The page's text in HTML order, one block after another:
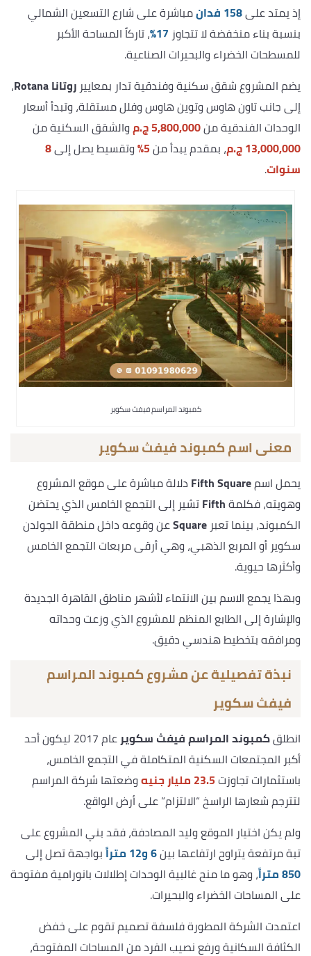
إذ يمتد على158 فدان
مباشرة على شارع التسعين الشمالي
بنسبة بناء منخفضة لا تتجاوز 17% ، تاركاً المساحة الأكبر
للمسطحات الخضراء والبحيرات الصناعية.
يضم المشروع شقق سكنية وفندقية تدار بمعايير روتانا Rotana
،
إلى جانب تاون هاوس وتوين هاوس وفلل مستقلة، وتبدأ أسعار
الوحدات الفندقية من5,800,000 ج.م
والشقق السكنية من
13,000,000 ج.م
، بمقدم يبدأ من5% وتقسيط يصل إلى8
سنوات.
كمبوند المراسم فيفث سكوير
معنى اسم كمبوند فيفث سكوير
يحمل اسمFifth Square دلالة مباشرة على موقع المشروع
وهويته، فكلمةFifthتشير إلى التجمع الخامس الذي يحتضن
الكمبوند، بينما تعبر Squareعن وقوعه داخل منطقة الجولدن
سكوير أو المربع الذهبي، وهي أرقى مربعات التجمع الخامس
وأكثرها حيوية.
وبهذا يجمع الاسم بين الانتماء لأشهر مناطق القاهرة الجديدة
والإشارة إلى الطابع المنظم للمشروع الذي وزعت وحداته
ومرافقه بتخطيط هندسي دقيق.
نبذة تفصيلية عن مشروع كمبوند المراسم
فيفث سكوير
انطلقكمبوند المراسم فيفث سكوير
عام 2017 ليكون أحد
أكبر المجتمعات السكنية المتكاملة في التجمع الخامس،
باستثمارات تجاوزت23.5 مليار جنيه
وضعتها شركة المراسم
لتترجم شعارها الراسخ “الالتزام” على أرض الواقع.
ولم يكن اختيار الموقع وليد المصادفة، فقد بني المشروع على
تبة مرتفعة يتراوح ارتفاعها بين6 و12 متراً
بواجهة تصل إلى
850 متراً
، وهو ما منح غالبية الوحدات إطلالات بانورامية مفتوحة
على المساحات الخضراء والبحيرات.
اعتمدت الشركة المطورة فلسفة تصميم تقوم على خفض
الكثافة السكانية ورفع نصيب الفرد من المساحات المفتوحة،